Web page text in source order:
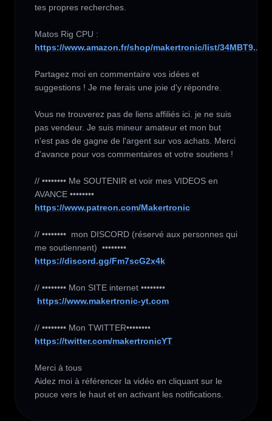
tes propres recherches.
https://www.amazon.fr/shop/makertronic/list/34MBT9...
Partagez moi en commentaire vos idées et
suggestions ! Je me ferais une joie d'y répondre.
Vous ne trouverez pas de liens affiliés ici. je ne suis
pas vendeur. Je suis mineur amateur et mon but
n'est pas de gagne de l'argent sur vos achats. Merci
d'avance pour vos commentaires et votre soutiens !
// •••••••• Me SOUTENIR et voir mes VIDEOS en
https://www.patreon.com/Makertronic
// ••••••••  mon DISCORD (réservé aux personnes qui
https://discord.gg/Fm7scG2x4k
// •••••••• Mon SITE internet ••••••••
https://www.makertronic-yt.com
https://twitter.com/makertronicYT
Merci à tous
Aidez moi à référencer la vidéo en cliquant sur le
pouce vers le haut et en activant les notifications.